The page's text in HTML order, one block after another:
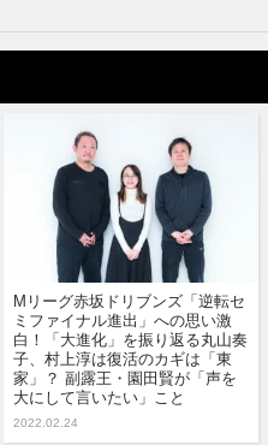
Mリーグ赤坂ドリブンズ「逆転セ
ミファイナル進出」への思い激
白！「大進化」を振り返る丸山奏
子、村上淳は復活のカギは「東
家」？ 副露王・園田賢が「声を
大にして言いたい」こと
2022.02.24